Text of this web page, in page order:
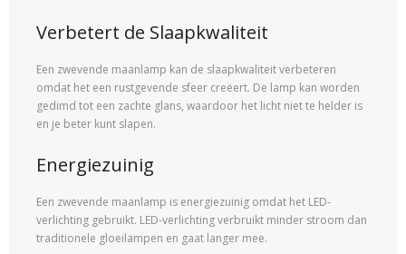
Verbetert de Slaapkwaliteit
Een zwevende maanlamp kan de slaapkwaliteit verbeteren
omdat het een rustgevende sfeer creëert. De lamp kan worden
gedimd tot een zachte glans, waardoor het licht niet te helder is
en je beter kunt slapen.
Energiezuinig
Een zwevende maanlamp is energiezuinig omdat het LED-
verlichting gebruikt. LED-verlichting verbruikt minder stroom dan
traditionele gloeilampen en gaat langer mee.